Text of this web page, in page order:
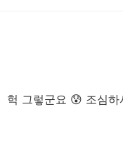
헉 그렇군요 😰 조심